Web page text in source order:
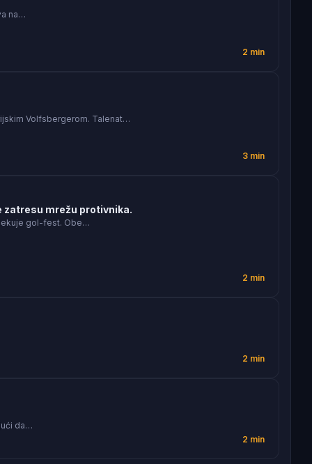
na…
2 min
Volfsbergerom. Talenat…
3 min
zatresu mrežu protivnika.
gol-fest. Obe…
2 min
2 min
da…
2 min